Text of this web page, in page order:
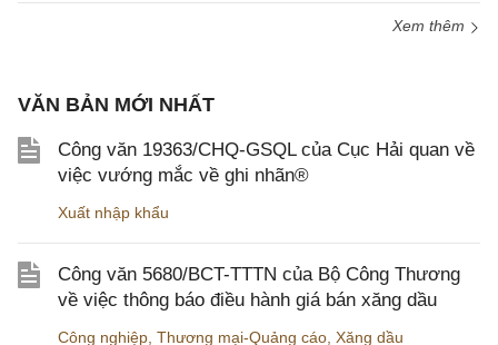
Xem thêm
VĂN BẢN MỚI NHẤT
Công văn 19363/CHQ-GSQL của Cục Hải quan về
việc vướng mắc về ghi nhãn®
Xuất nhập khẩu
Công văn 5680/BCT-TTTN của Bộ Công Thương
về việc thông báo điều hành giá bán xăng dầu
Công nghiệp, Thương mại-Quảng cáo, Xăng dầu